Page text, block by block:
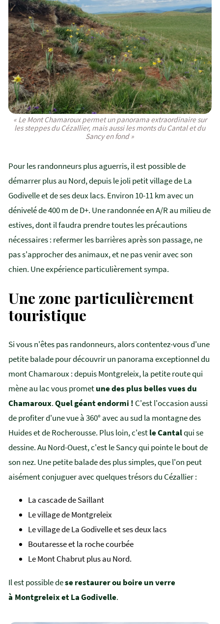
« Le Mont Chamaroux permet un panorama extraordinaire sur
les steppes du Cézallier, mais aussi les monts du Cantal et du
Sancy en fond »
Pour les randonneurs plus aguerris, il est possible de
démarrer plus au Nord, depuis le joli petit village de La
Godivelle et de ses deux lacs. Environ 10-11 km avec un
dénivelé de 400 m de D+. Une randonnée en A/R au milieu de
estives, dont il faudra prendre toutes les précautions
nécessaires : refermer les barrières après son passage, ne
pas s'approcher des animaux, et ne pas venir avec son
chien. Une expérience particulièrement sympa.
Une zone particulièrement
touristique
Si vous n'êtes pas randonneurs, alors contentez-vous d'une
petite balade pour découvrir un panorama exceptionnel du
mont Chamaroux : depuis Montgreleix, la petite route qui
mène au lac vous prometune des plus belles vues du
Chamaroux.Quel géant endormi ! C'est l'occasion aussi
de profiter d'une vue à 360° avec au sud la montagne des
Huides et de Rocherousse. Plus loin, c'estle Cantalqui se
dessine. Au Nord-Ouest, c'est le Sancy qui pointe le bout de
son nez. Une petite balade des plus simples, que l'on peut
aisément conjuguer avec quelques trésors du Cézallier :
La cascade de Saillant
Le village de Montgreleix
Le village de La Godivelle et ses deux lacs
Boutaresse et la roche courbée
Le Mont Chabrut plus au Nord.
Il est possible dese restaurer ou boire un verre
à Montgreleix et La Godivelle.